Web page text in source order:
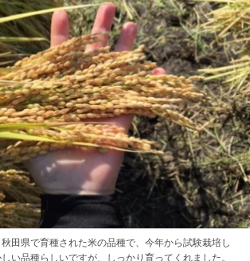
田県で育種された米の品種で、今年から試験栽培し
い品種らしいですが、しっかり育ってくれました。